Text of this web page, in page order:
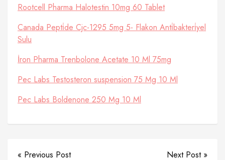
Rootcell Pharma Halotestin 10mg 60 Tablet
Canada Pepti̇de Cjc-1295 5mg 5- Flakon Anti̇bakteri̇yel
Sulu
İron Pharma Trenbolone Acetate 10 Ml 75mg
Pec Labs Testosteron suspension 75 Mg 10 Ml
Pec Labs Boldenone 250 Mg 10 Ml
« Previous Post Next Post »